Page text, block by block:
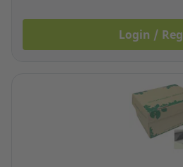
Login /